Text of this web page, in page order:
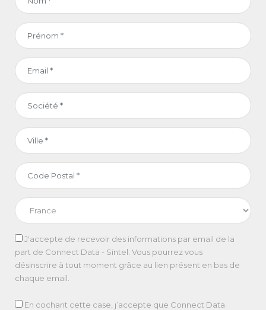
J'accepte de recevoir des informations par email de la
part de Connect Data - Sintel. Vous pourrez vous
désinscrire à tout moment grâce au lien présent en bas de
chaque email.
En cochant cette case, j’accepte que Connect Data